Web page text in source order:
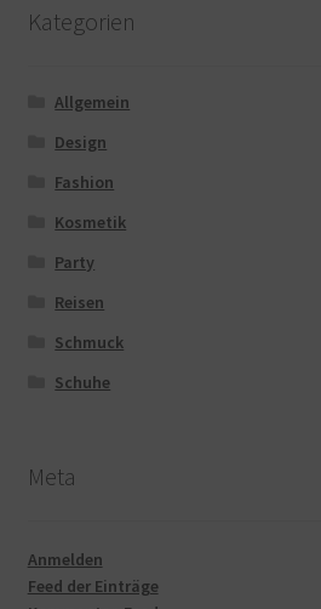
Kategorien
Allgemein
Design
Fashion
Kosmetik
Party
Reisen
Schmuck
Schuhe
Meta
Anmelden
Feed der Einträge